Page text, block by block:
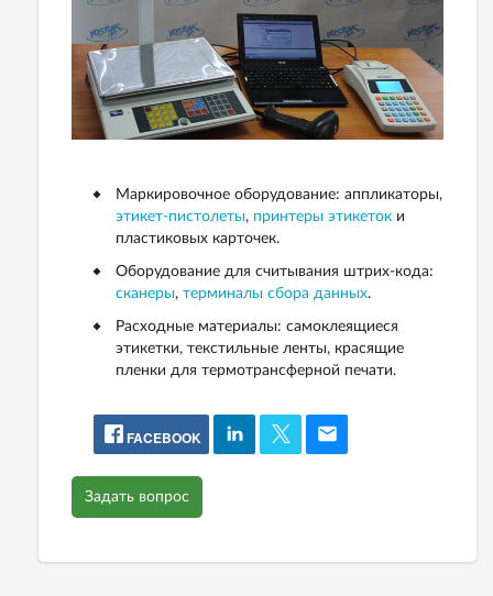
Маркировочное оборудование: аппликаторы,
этикет-пистолеты, принтеры этикеток и
пластиковых карточек.
Оборудование для считывания штрих-кода:
сканеры, терминалы сбора данных.
Расходные материалы: самоклеящиеся
этикетки, текстильные ленты, красящие
пленки для термотрансферной печати.
FACEBOOK
Задать вопрос